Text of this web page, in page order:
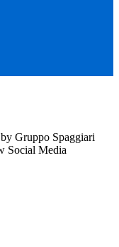
Gruppo Spaggiari
Social Media